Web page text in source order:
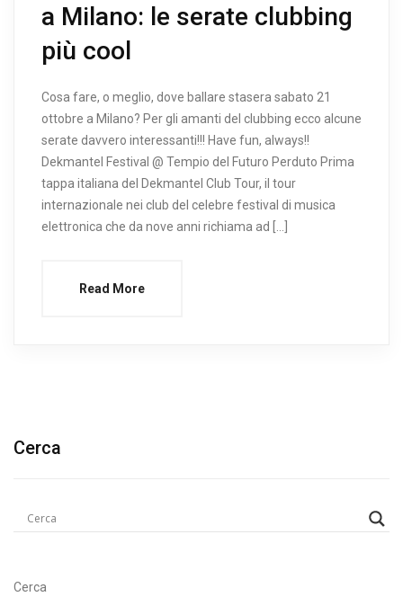
a Milano: le serate clubbing
più cool
Cosa fare, o meglio, dove ballare stasera sabato 21
ottobre a Milano? Per gli amanti del clubbing ecco alcune
serate davvero interessanti!!! Have fun, always!!
Dekmantel Festival @ Tempio del Futuro Perduto Prima
tappa italiana del Dekmantel Club Tour, il tour
internazionale nei club del celebre festival di musica
elettronica che da nove anni richiama ad […]
Read More
Cerca
Cerca